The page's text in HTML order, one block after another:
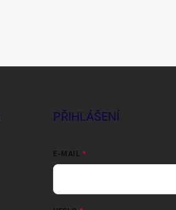
PŘIHLÁŠENÍ
E-MAIL